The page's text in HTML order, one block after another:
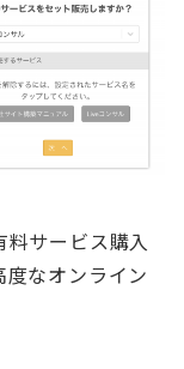
サービス購入
なオンライン